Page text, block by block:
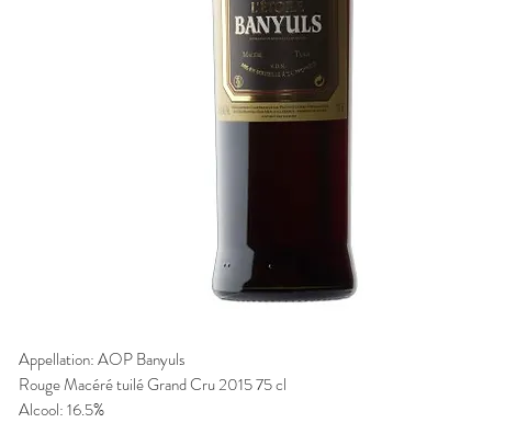
Appellation: AOP Banyuls
Rouge Macéré tuilé Grand Cru 2015 75 cl
Alcool: 16.5%